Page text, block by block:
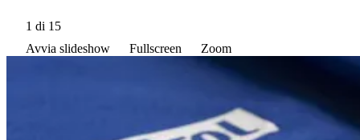
1 di 15
Avvia slideshow
Fullscreen Zoom